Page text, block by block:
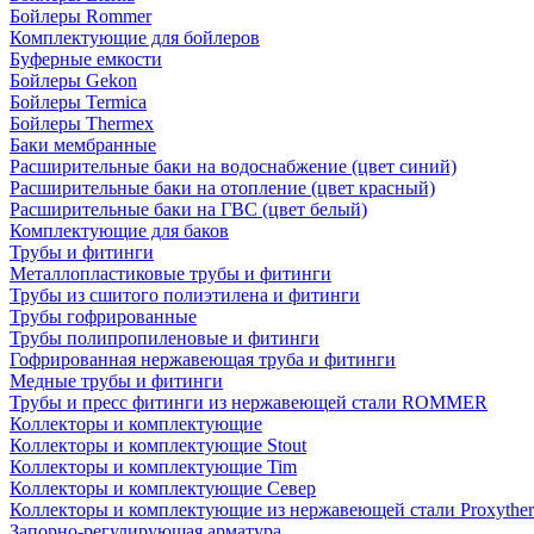
Бойлеры Rommer
Комплектующие для бойлеров
Буферные емкости
Бойлеры Gekon
Бойлеры Termica
Бойлеры Thermex
Баки мембранные
Расширительные баки на водоснабжение (цвет синий)
Расширительные баки на отопление (цвет красный)
Расширительные баки на ГВС (цвет белый)
Комплектующие для баков
Трубы и фитинги
Металлопластиковые трубы и фитинги
Трубы из сшитого полиэтилена и фитинги
Трубы гофрированные
Трубы полипропиленовые и фитинги
Гофрированная нержавеющая труба и фитинги
Медные трубы и фитинги
Трубы и пресс фитинги из нержавеющей стали ROMMER
Коллекторы и комплектующие
Коллекторы и комплектующие Stout
Коллекторы и комплектующие Tim
Коллекторы и комплектующие Север
Коллекторы и комплектующие из нержавеющей стали